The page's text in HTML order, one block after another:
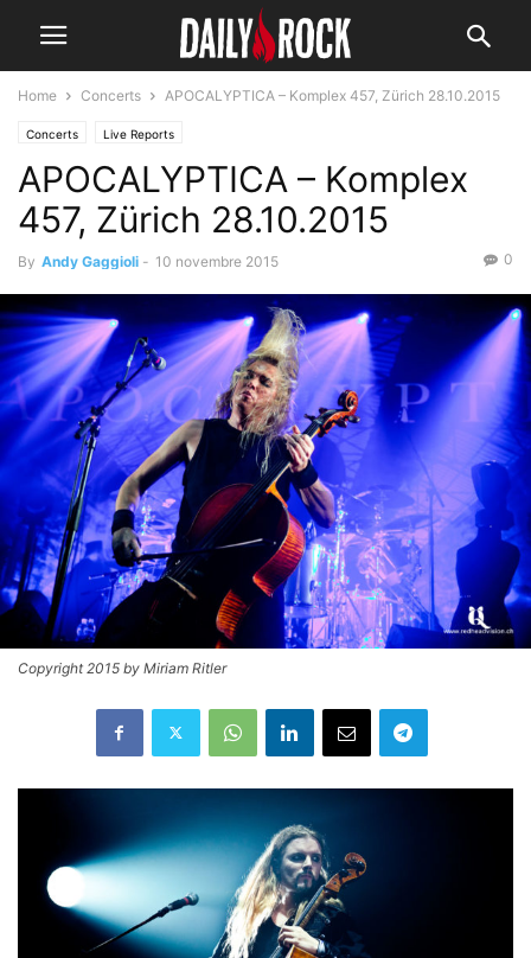
Home Concerts APOCALYPTICA – Komplex 457, Zürich 28.10.2015
Concerts Live Reports
APOCALYPTICA – Komplex
457, Zürich 28.10.2015
By Andy Gaggioli - 10 novembre 2015 0
Copyright 2015 by Miriam Ritler